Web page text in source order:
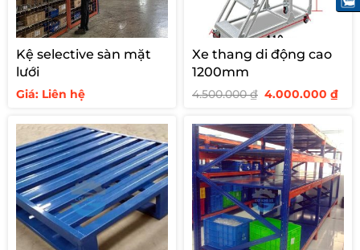
Kệ selective sàn mặt
lưới
Giá: Liên hệ
Xe thang di động cao
1200mm
4.500.000₫ Giá
4.500.000 ₫.
4.000.000₫Giá